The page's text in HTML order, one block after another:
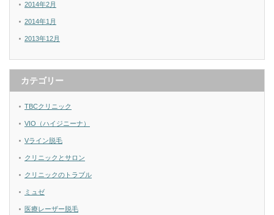
2014年2月
2014年1月
2013年12月
カテゴリー
TBCクリニック
VIO（ハイジニーナ）
Vライン脱毛
クリニックとサロン
クリニックのトラブル
ミュゼ
医療レーザー脱毛